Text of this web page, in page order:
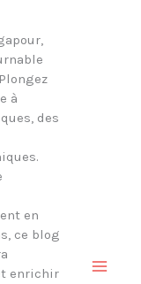
à
des
en
ce blog
enrichir